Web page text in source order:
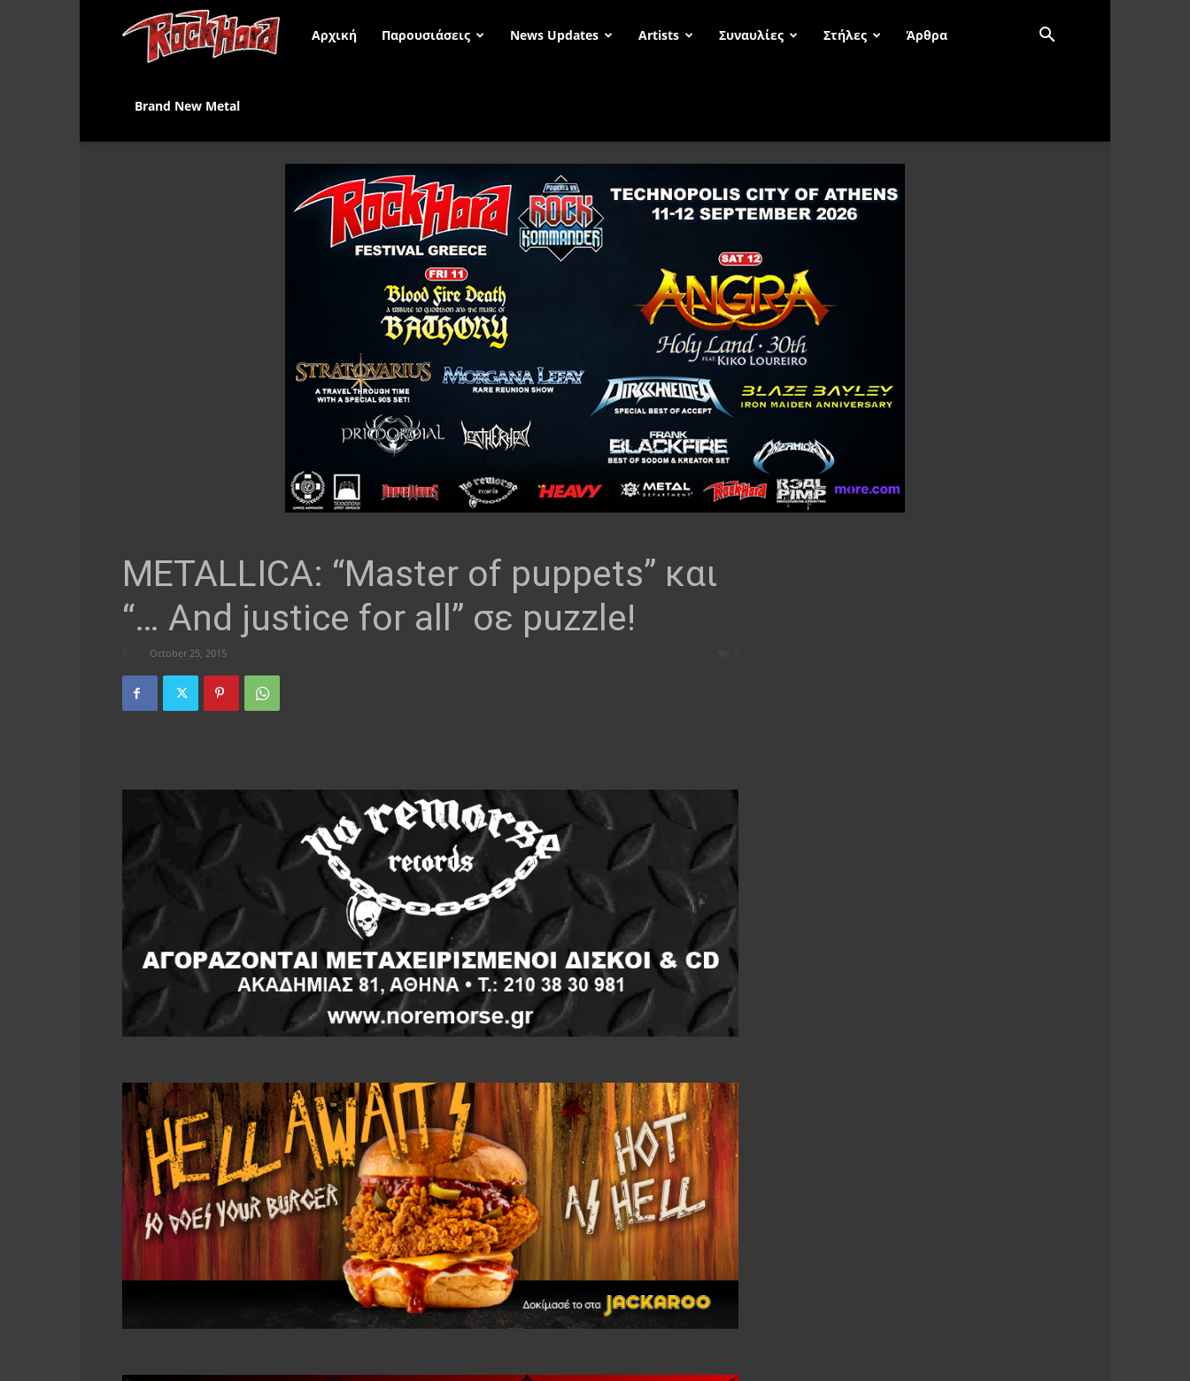
Rock
Αρχική Παρουσιάσεις News Updates Artists Συναυλίες Στήλες Άρθρα
Brand New Metal
METALLICA: “Master of puppets” και
“… And justice for all” σε puzzle!
October 25, 2015